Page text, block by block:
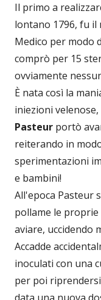
Il primo a
lontano 1796, fu il
Medico per modo
comprò per 15
ovviamente
È nata così la
iniezioni
Pasteur portò
reiterando in
sperimentazioni
e bambini!
All'epoca Pasteur
pollame le
aviare, uccidendo
Accadde
inoculati con una
per poi